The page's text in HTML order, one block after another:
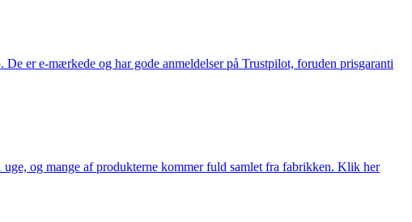
er e-mærkede og har gode anmeldelser på Trustpilot, foruden prisgaranti
og mange af produkterne kommer fuld samlet fra fabrikken. Klik her